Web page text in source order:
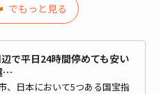
でもっと見る
辺で平日24時間停めても安い
…
、日本において5つある国宝指